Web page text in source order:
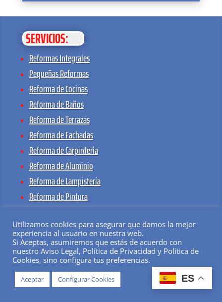
SERVICIOS:
Reformas Integrales
Pequeñas Reformas
Reforma de Cocinas
Reforma de Baños
Reforma de Terrazas
Reforma de Fachadas
Reforma de Carpintería
Reforma de Aluminio
Reforma de Lampistería
Reforma de Pintura
Reforma de Oficinas
Reforma de Locales
Reforma de Hoteles
Reforma de Comunidades
Servicios de Herrería
Utilizamos cookies para asegurar que damos la mejor
experiencia al usuario en nuestra web.
Si Aceptas, asumiremos que estás de acuerdo con
nuestro Aviso Legal, Política de Privacidad y Política de
Cookies, sino configura tus preferencias.
Aceptar Configurar Cookies ES